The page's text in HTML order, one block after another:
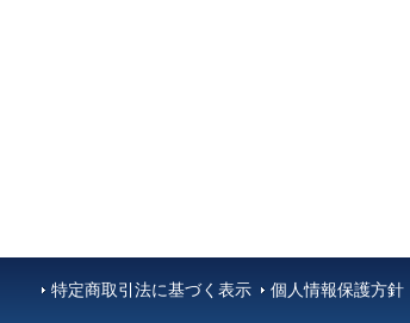
特定商取引法に基づく表示 個人情報保護方針